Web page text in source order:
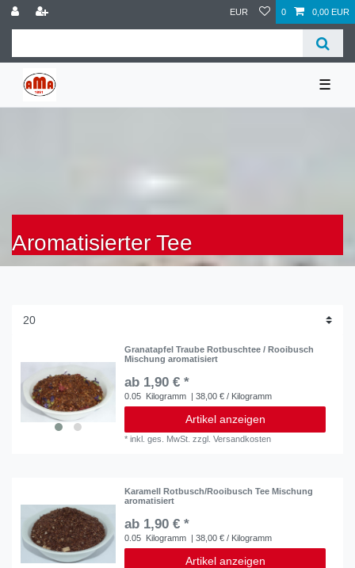
EUR 0 0,00 EUR
☰
Aromatisierter Tee
Granatapfel Traube Rotbuschtee / Rooibusch
Mischung aromatisiert
ab 1,90 € *
0.05 Kilogramm | 38,00 € / Kilogramm
Artikel anzeigen
*inkl. ges. MwSt. zzgl.Versandkosten
Karamell Rotbusch/Rooibusch Tee Mischung
aromatisiert
ab 1,90 € *
0.05 Kilogramm | 38,00 € / Kilogramm
Artikel anzeigen